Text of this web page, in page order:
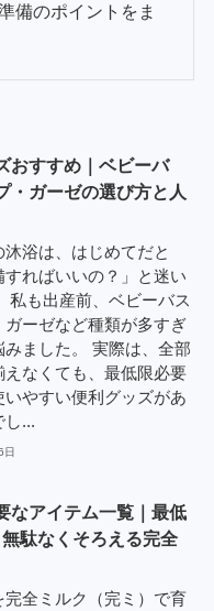
備のポイントをま
おすすめ｜ベビーバ
・ガーゼの選び方と人
沐浴は、はじめてだと
すればいいの？」と迷い
私も出産前、ベビーバス
ガーゼなど種類が多すぎ
みました。 実際は、全部
えなくても、最低限必要
いやすい便利グッズがあ
し...
日
なアイテム一覧｜最低
駄なくそろえる完全
完全ミルク（完ミ）で育